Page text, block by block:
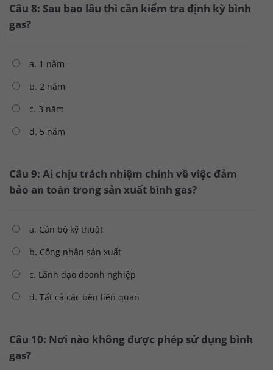
Câu 8: Sau bao lâu thì cần kiểm tra định kỳ bình
gas?
a. 1 năm
b. 2 năm
c. 3 năm
d. 5 năm
Câu 9: Ai chịu trách nhiệm chính về việc đảm
bảo an toàn trong sản xuất bình gas?
a. Cán bộ kỹ thuật
b. Công nhân sản xuất
c. Lãnh đạo doanh nghiệp
d. Tất cả các bên liên quan
Câu 10: Nơi nào không được phép sử dụng bình
gas?